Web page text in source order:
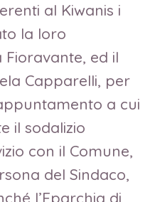
al Kiwanis i
la loro
ed il
Capparelli, per
a cui
il sodalizio
con il Comune,
del Sindaco,
l’Eparchia di